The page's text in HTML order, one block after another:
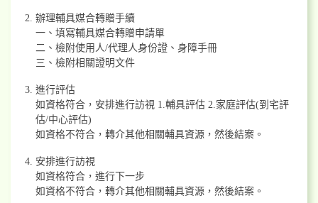
辦理輔具媒合轉贈手續
一、填寫輔具媒合轉贈申請單
二、檢附使用人/代理人身份證、身障手冊
三、檢附相關證明文件
進行評估
如資格符合，安排進行訪視 1.輔具評估 2.家庭評估(到宅評
估/中心評估)
如資格不符合，轉介其他相關輔具資源，然後結案。
安排進行訪視
如資格符合，進行下一步
如資格不符合，轉介其他相關輔具資源，然後結案。